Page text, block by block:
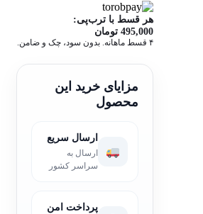
هر قسط با ترب‌پی:
495,000 تومان
۴ قسط ماهانه. بدون سود، چک و ضامن.
مزایای خرید این
محصول
ارسال سریع
ارسال به
سراسر کشور
پرداخت امن